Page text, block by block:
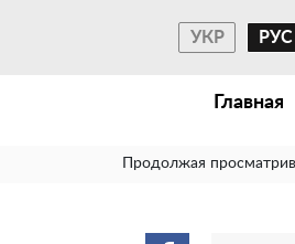
УКР РУС
Главная
Продолжая